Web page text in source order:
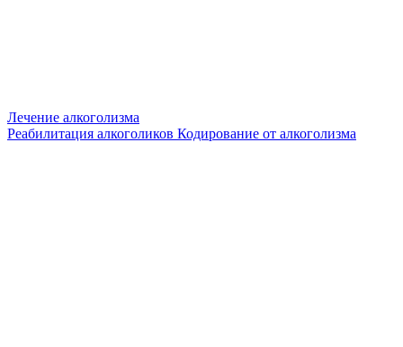
Лечение алкоголизма
Реабилитация алкоголиков Кодирование от алкоголизма